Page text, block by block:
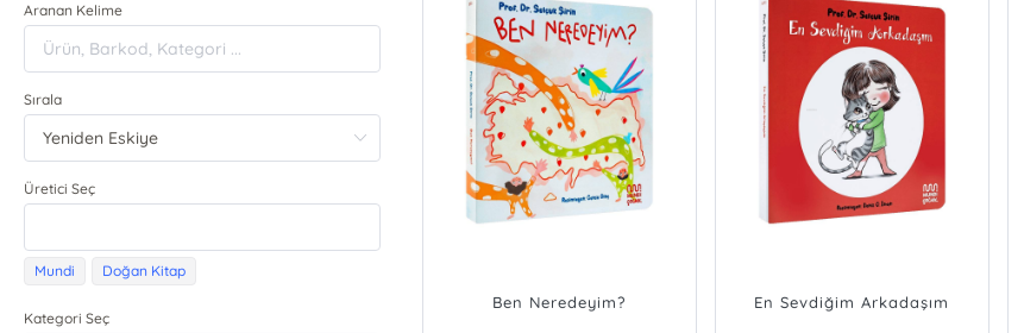
Aranan Kelime
Sırala
Üretici Seç
Mundi Doğan Kitap
Kategori Seç
Ben Neredeyim? En Sevdiğim Arkadaşım